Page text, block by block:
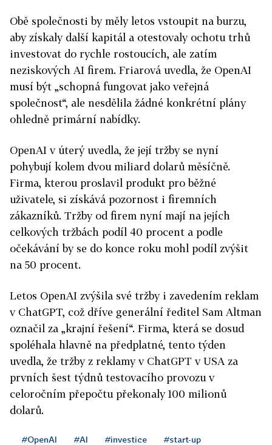
Obě společnosti by měly letos vstoupit na burzu,
aby získaly další kapitál a otestovaly ochotu trhů
investovat do rychle rostoucích, ale zatím
neziskových AI firem. Friarová uvedla, že OpenAI
musí být „schopná fungovat jako veřejná
společnost“, ale nesdělila žádné konkrétní plány
ohledně primární nabídky.
OpenAI v úterý uvedla, že její tržby se nyní
pohybují kolem dvou miliard dolarů měsíčně.
Firma, kterou proslavil produkt pro běžné
uživatele, si získává pozornost i firemních
zákazníků. Tržby od firem nyní mají na jejích
celkových tržbách podíl 40 procent a podle
očekávání by se do konce roku mohl podíl zvýšit
na 50 procent.
Letos OpenAI zvýšila své tržby i zavedením reklam
v ChatGPT, což dříve generální ředitel Sam Altman
označil za „krajní řešení“. Firma, která se dosud
spoléhala hlavně na předplatné, tento týden
uvedla, že tržby z reklamy v ChatGPT v USA za
prvních šest týdnů testovacího provozu v
celoročním přepočtu překonaly 100 milionů
dolarů.
#OpenAI #AI #investice #start-up